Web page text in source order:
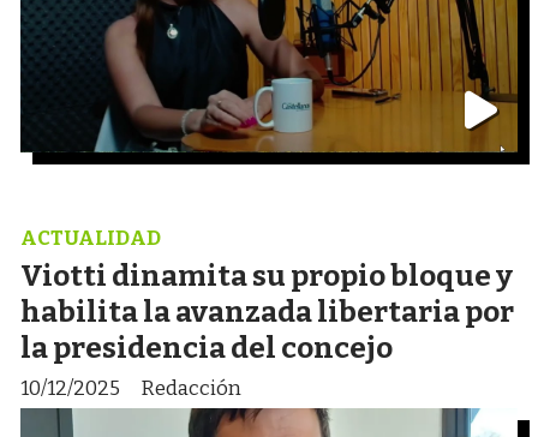
Viotti dinamita su propio bloque y
habilita la avanzada libertaria por
la presidencia del concejo
Redacción
ACTUALIDAD
10/12/2025